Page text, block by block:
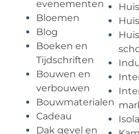
evenementen
Bloemen
Blog
Boeken en
Tijdschriften
Bouwen en
verbouwen
Bouwmaterialen
Cadeau
Dak gevel en